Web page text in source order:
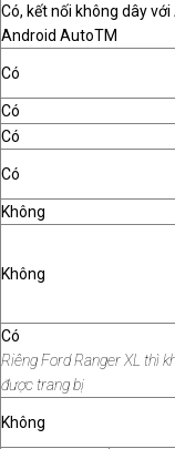
Có, kết nối không dây
Android AutoTM
Có
Có
Có
Có
Không
Không
Có
Riêng Ford Ranger XL thì
được trang bị
Không